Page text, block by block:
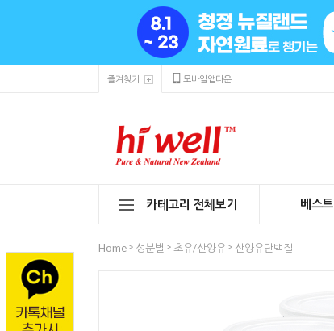
즐겨찾기 모바일앱다운
카테고리 전체보기 베스트
Home > 성분별 > 초유/산양유 > 산양유단백질